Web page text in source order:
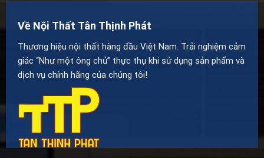
Về Nội Thất Tân Thịnh Phát
Thương hiệu nội thất hàng đầu Việt Nam. Trải nghiệm cảm
giác “Như một ông chủ” thực thụ khi sử dụng sản phẩm và
dịch vụ chính hãng của chúng tôi!